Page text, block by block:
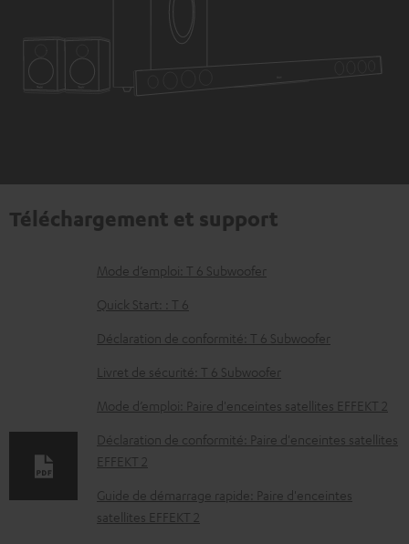
Téléchargement et support
D
o
m
e
n
t
s
t
Mode d’emploi: T 6 Subwoofer
Quick Start: : T 6
Déclaration de conformité: T 6 Subwoofer
Livret de sécurité: T 6 Subwoofer
Mode d’emploi: Paire d'enceintes satellites EFFEKT 2
Déclaration de conformité: Paire d'enceintes satellites
EFFEKT 2
Guide de démarrage rapide: Paire d'enceintes
satellites EFFEKT 2